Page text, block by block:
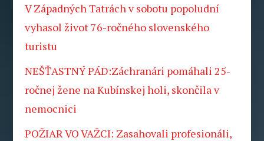
V Západných Tatrách v sobotu popoludní
vyhasol život 76-ročného slovenského
turistu
NEŠŤASTNÝ PÁD:Záchranári pomáhali 25-
ročnej žene na Kubínskej holi, skončila v
nemocnici
POŽIAR VO VAŽCI: Zasahovali profesionáli,